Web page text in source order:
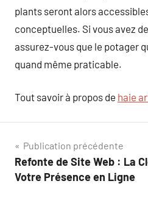
plants seront alors
conceptuelles. Si vous avez
assurez-vous que le potager
quand même praticable.
Tout savoir à propos de haie
Navigation
de
Publication précédente
Refonte de Site Web : La
Votre Présence en Ligne